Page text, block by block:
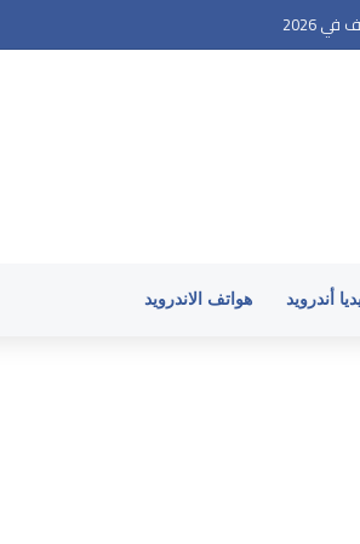
2026
أندرويد هواتف الاندرويد